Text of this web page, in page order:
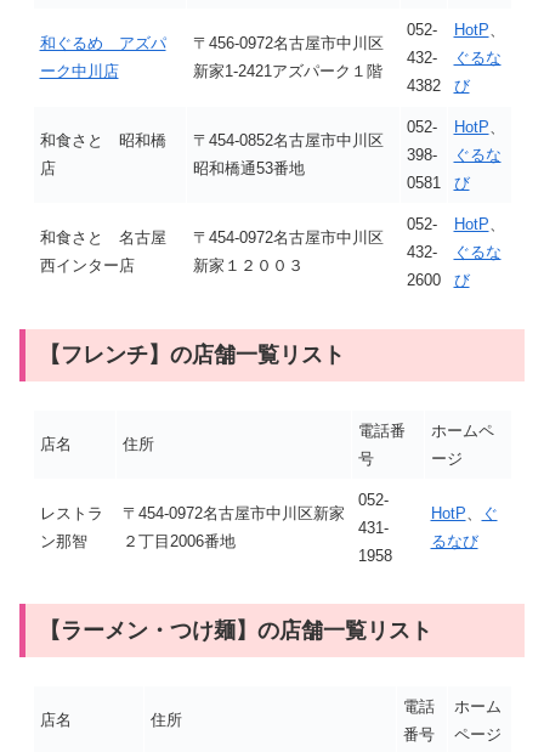
和ぐるめ アズパ
ーク中川店
〒456-0972名古屋市中川区
新家1-2421アズパーク１階
052-
432-
4382
HotP、
ぐるな
び
和食さと 昭和橋
店
〒454-0852名古屋市中川区
昭和橋通53番地
052-
398-
0581
HotP、
ぐるな
び
和食さと 名古屋
西インター店
〒454-0972名古屋市中川区
新家１２００３
052-
432-
2600
HotP、
ぐるな
び
【フレンチ】の店舗一覧リスト
店名 住所
電話番
号
ホームペ
ージ
レストラ
ン那智
〒454-0972名古屋市中川区新家
２丁目2006番地
052-
431-
1958
HotP
ぐ
るなび
【ラーメン・つけ麺】の店舗一覧リスト
店名 住所
電話
番号
ホーム
ページ